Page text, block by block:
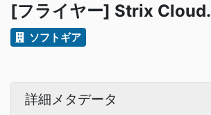
[フライヤー] Strix Cloud.
ソフトギア
詳細メタデータ